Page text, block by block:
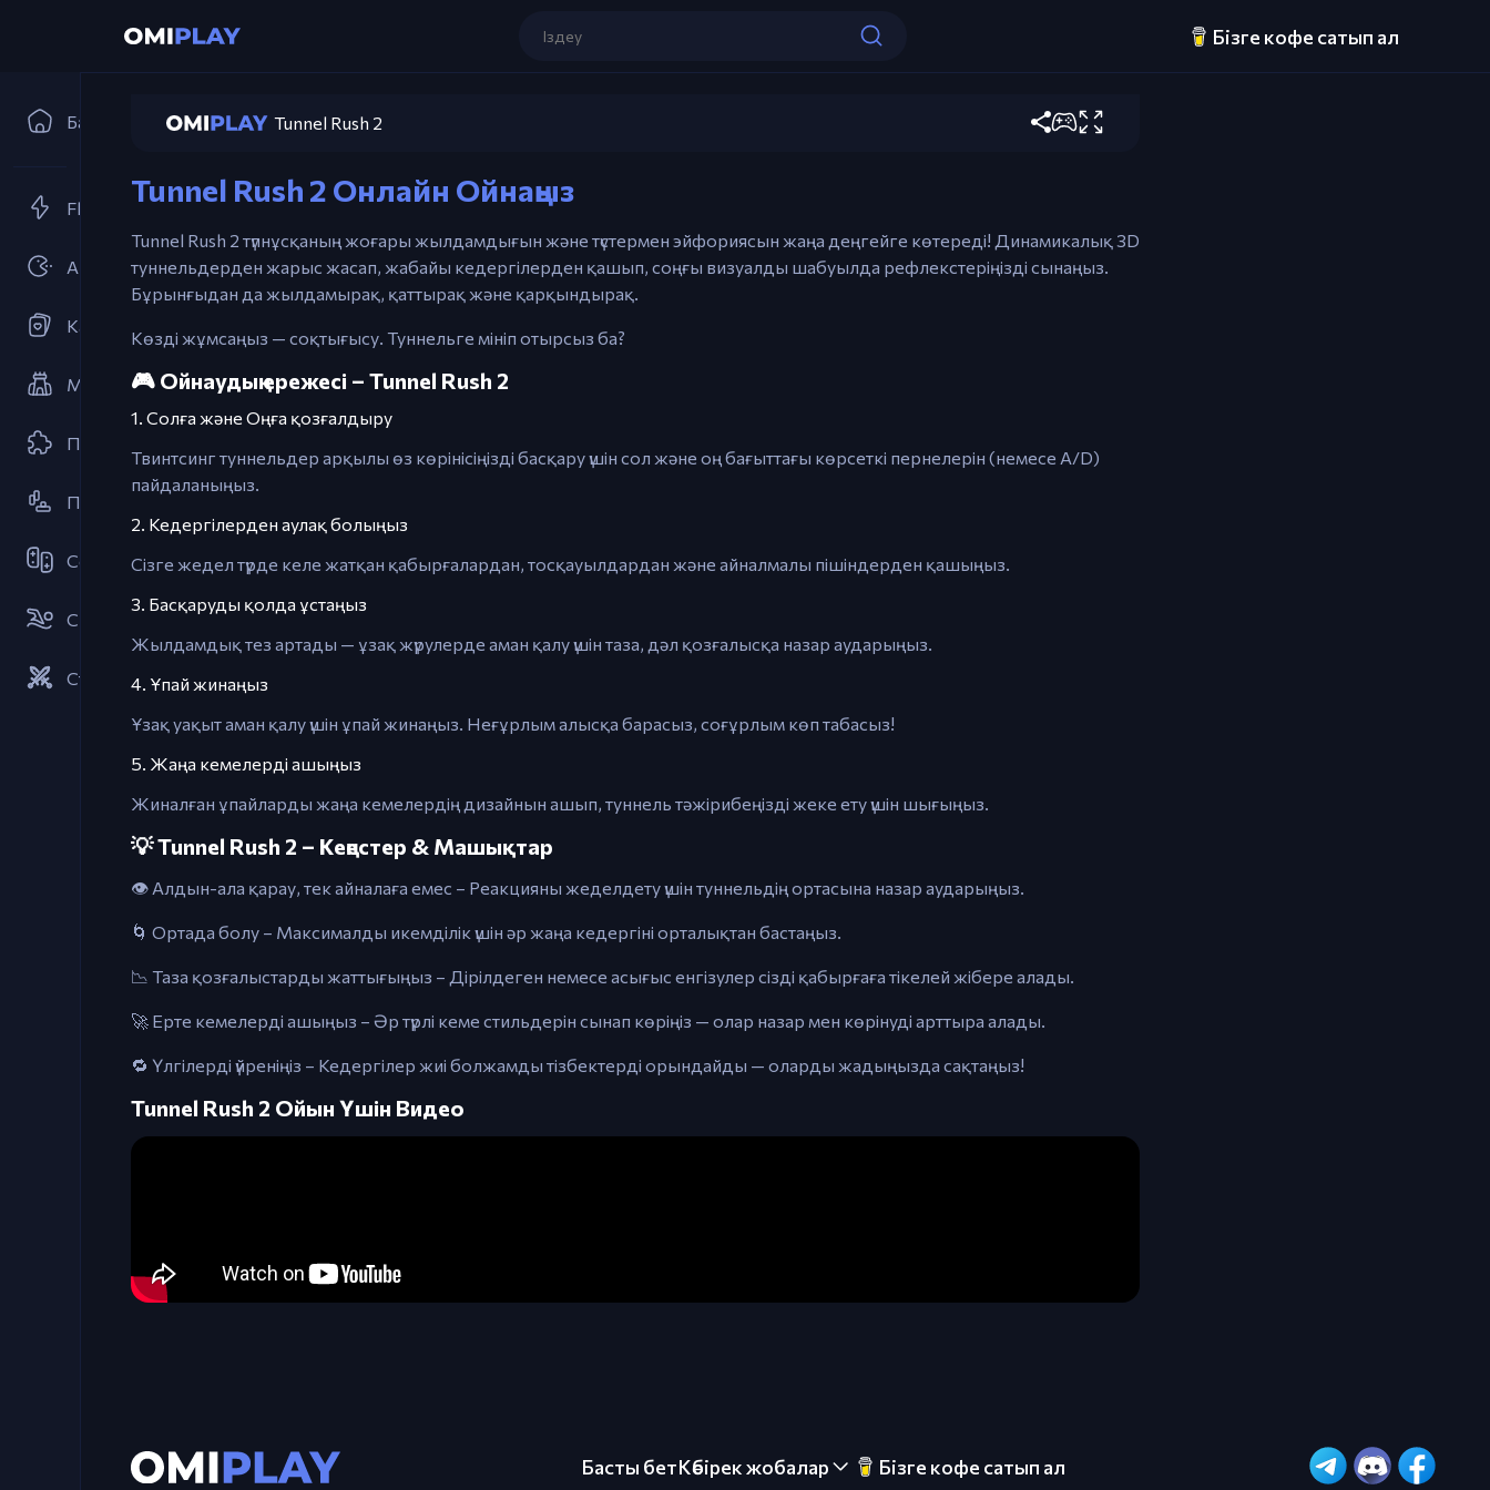
Бізге кофе сатып ал
Басты бет
Flash Ойындары
Аркадалар
Карта ойындары
Мұнара Қорғаныс
Пазл
Платформер
Серіктестік
Спорт
Стратегиялар
Ойынды ойна
Tunnel Rush 2
Сол / Оң көрсеткі пернелері – Қозғалдыру
A / D – Альтернативті басқару
мәзірі
Tunnel Rush 2 Онлайн Ойнаңыз
Tunnel Rush 2 түпнұсқаның жоғары жылдамдығын және түстермен эйфориясын жаңа деңгейге көтереді! Динамикалық 3D
туннельдерден жарыс жасап, жабайы кедергілерден қашып, соңғы визуалды шабуылда рефлекстеріңізді сынаңыз.
Бұрынғыдан да жылдамырақ, қаттырақ және қарқындырақ.
Көзді жұмсаңыз — соқтығысу. Туннельге мініп отырсыз ба?
🎮 Ойнаудың ережесі – Tunnel Rush 2
1. Солға және Оңға қозғалдыру
Твинтсинг туннельдер арқылы өз көрінісіңізді басқару үшін сол және оң бағыттағы көрсеткі пернелерін (немесе A/D)
пайдаланыңыз.
2. Кедергілерден аулақ болыңыз
Сізге жедел түрде келе жатқан қабырғалардан, тосқауылдардан және айналмалы пішіндерден қашыңыз.
3. Басқаруды қолда ұстаңыз
Жылдамдық тез артады — ұзақ жүрулерде аман қалу үшін таза, дәл қозғалысқа назар аударыңыз.
4. Ұпай жинаңыз
Ұзақ уақыт аман қалу үшін ұпай жинаңыз. Неғұрлым алысқа барасыз, соғұрлым көп табасыз!
5. Жаңа кемелерді ашыңыз
Жиналған ұпайларды жаңа кемелердің дизайнын ашып, туннель тәжірибеңізді жеке ету үшін шығыңыз.
💡 Tunnel Rush 2 – Кеңестер & Машықтар
👁️ Алдын-ала қарау, тек айналаға емес – Реакцияны жеделдету үшін туннельдің ортасына назар аударыңыз.
🌀 Ортада болу – Максималды икемділік үшін әр жаңа кедергіні орталықтан бастаңыз.
📉 Таза қозғалыстарды жаттығыңыз – Дірілдеген немесе асығыс енгізулер сізді қабырғаға тікелей жібере алады.
🚀 Ерте кемелерді ашыңыз – Әр түрлі кеме стильдерін сынап көріңіз — олар назар мен көрінуді арттыра алады.
🔁 Үлгілерді үйреніңіз – Кедергілер жиі болжамды тізбектерді орындайды — оларды жадыңызда сақтаңыз!
Tunnel Rush 2 Ойын Үшін Видео
Басты бетКөбірек жобалар Бізге кофе сатып ал